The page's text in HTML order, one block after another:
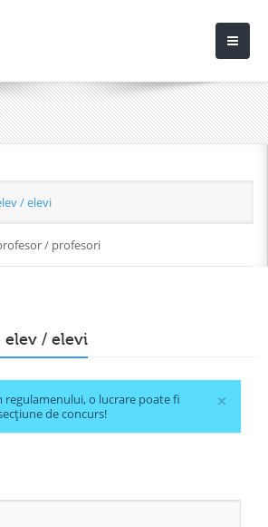
/ elevi
/ profesori
elev / elevi
×
regulamenului, o lucrare poate fi
de concurs!